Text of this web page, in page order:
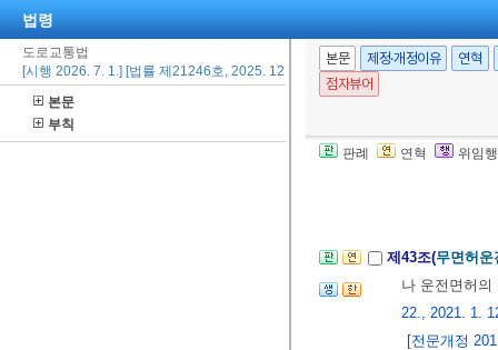
법령
도로교통법
[시행 2026. 7. 1.] [법률 제21246호, 2025. 12. 30., 일부개정]
본문
부칙
본문 제정·개정이유
연혁
점자뷰어
판례 연혁 위임
제42조(유사 표
동차ㆍ범죄수
[전문개정
제43조(무면허
나 운전면허
22., 2021. 1.
[전문개정